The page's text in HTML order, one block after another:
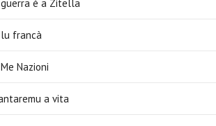
è a Zitella
francà
Nazioni
a vita